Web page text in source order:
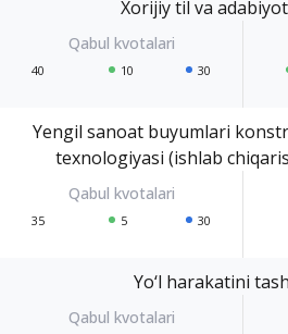
Xorijiy til va
40 10 30
Yengil sanoat buyumlari
texnologiyasi (ishlab
35 5 30
Yo‘l harakatini